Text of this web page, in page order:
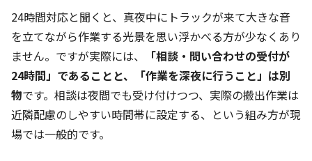
24時間対応と聞くと、真夜中にトラックが来て大きな音
を立てながら作業する光景を思い浮かべる方が少なくあり
ません。ですが実際には、
「相談・問い合わせの受付が
24時間」であることと、「作業を深夜に行うこと」は別
物です。相談は夜間でも受け付けつつ、実際の搬出作業は
近隣配慮のしやすい時間帯に設定する、という組み方が現
場では一般的です。